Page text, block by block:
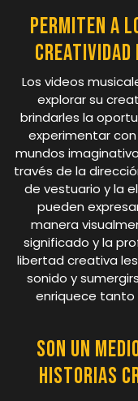
Permiten a
creatividad
Los videos
explorar su
brindarles la
experimentar
mundos
través de la
de vestuario y la
pueden
manera
significado y la
libertad creativa
sonido y
enriquece tanto
Son un
historias